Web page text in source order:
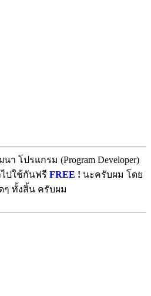
โปรแกรม (Program Developer)
ปใช้กันฟรี FREE ! นะครับผม โดย
ๆ ทั้งสิ้น ครับผม